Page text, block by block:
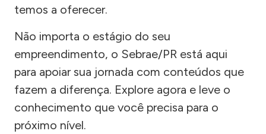
temos a oferecer.
Não importa o estágio do seu
empreendimento, o Sebrae/PR está aqui
para apoiar sua jornada com conteúdos que
fazem a diferença. Explore agora e leve o
conhecimento que você precisa para o
próximo nível.